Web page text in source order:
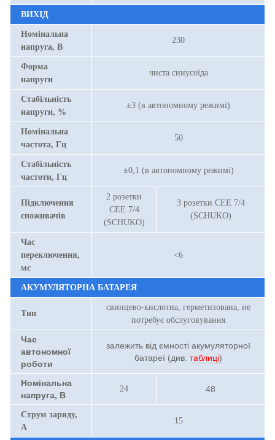
ВИХІД
Номінальна
напруга, В
230
Форма
напруги
чиста синусоїда
Стабільність
напруги, %
±3 (в автономному режимі)
Номінальна
частота, Гц
50
Стабільність
частоти, Гц
±0,1 (в автономному режимі)
Підключення
споживачів
2 розетки
CEE 7/4
(SCHUKO)
3 розетки CEE 7/4
(SCHUKO)
Час
переключення,
мс
<6
АКУМУЛЯТОРНА БАТАРЕЯ
Тип
свинцево-кислотна, герметизована, не
потребує обслуговування
Час
автономної
роботи
залежить від ємності акумуляторної
батареї (див. таблиці)
Номінальна
напруга, В
24 48
Струм заряду,
А
15